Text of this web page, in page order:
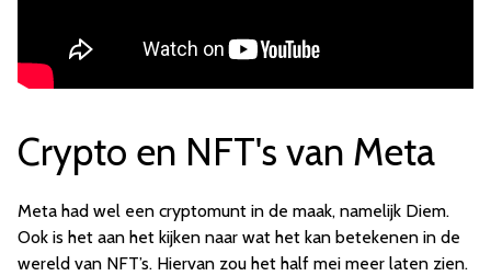
Crypto en NFT's van Meta
Meta had wel een cryptomunt in de maak, namelijk Diem.
Ook is het aan het kijken naar wat het kan betekenen in de
wereld van NFT’s. Hiervan zou het half mei meer laten zien.